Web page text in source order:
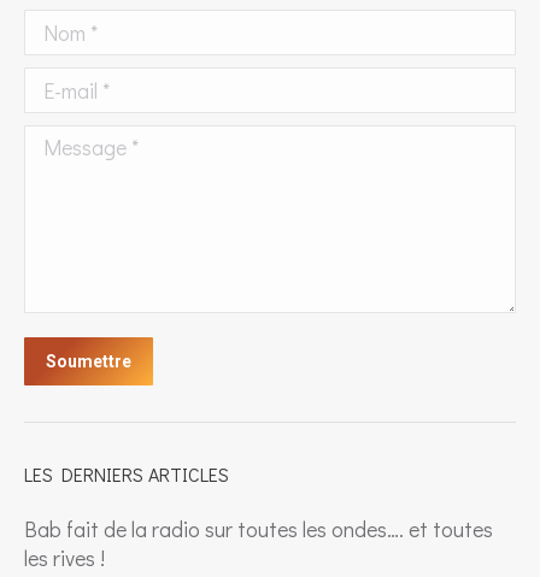
Nom *
E-mail *
Message *
Soumettre
LES DERNIERS ARTICLES
Bab fait de la radio sur toutes les ondes…. et toutes
les rives !